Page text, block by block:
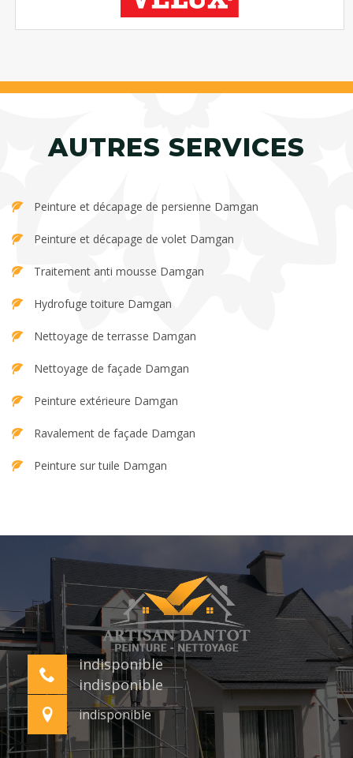
AUTRES SERVICES
Peinture et décapage de persienne Damgan
Peinture et décapage de volet Damgan
Traitement anti mousse Damgan
Hydrofuge toiture Damgan
Nettoyage de terrasse Damgan
Nettoyage de façade Damgan
Peinture extérieure Damgan
Ravalement de façade Damgan
Peinture sur tuile Damgan
indisponible
indisponible
indisponible